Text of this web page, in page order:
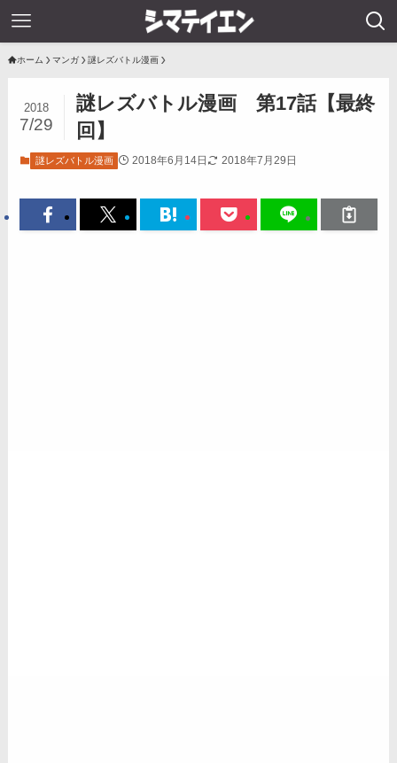
ホーム マンガ 謎レズバトル漫画
謎レズバトル漫画 第17話【最終
回】
2018
7/29
謎レズバトル漫画 2018年6月14日 2018年7月29日